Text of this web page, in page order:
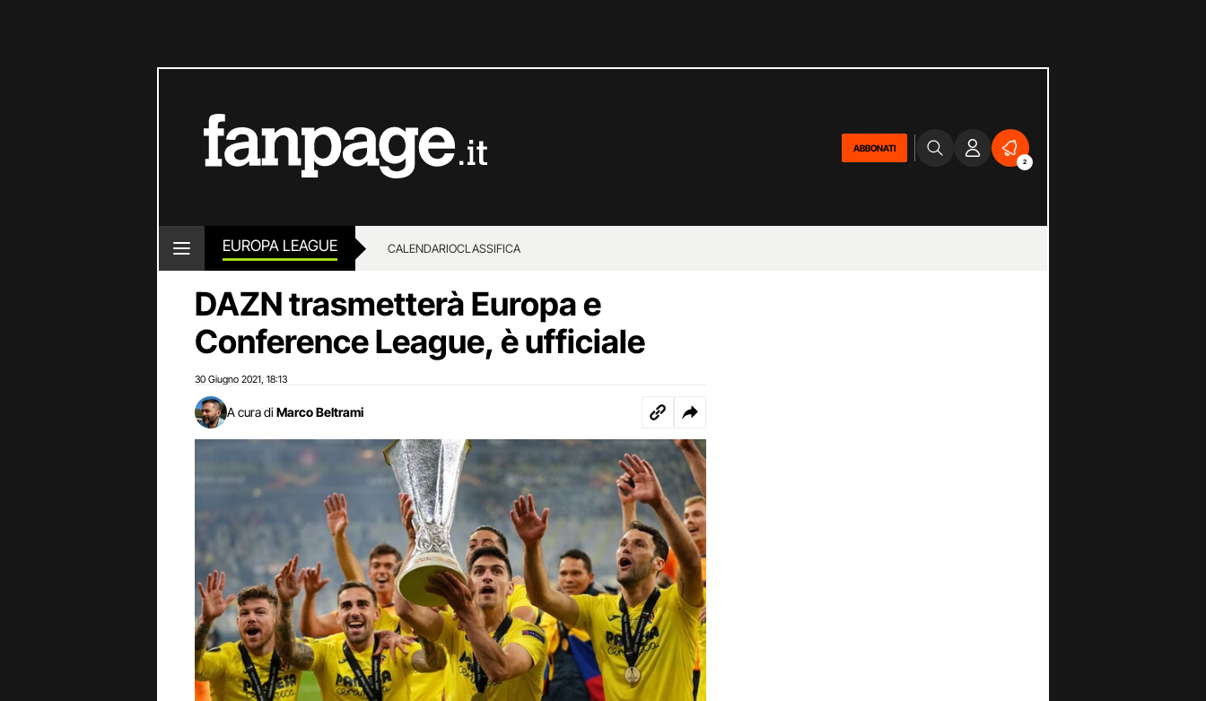
ABBONATI
2
EUROPA LEAGUE CALENDARIOCLASSIFICA
DAZN trasmetterà Europa e
Conference League, è ufficiale
30 Giugno 2021 18:13
A cura di Marco Beltrami